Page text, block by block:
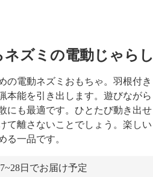
ズミの電動じゃらし
の電動ネズミおもちゃ。羽根付き
本能を引き出します。遊びながら
にも最適です。ひとたび動き出せ
て離さないことでしょう。楽しい
る一品です。
日でお届け予定